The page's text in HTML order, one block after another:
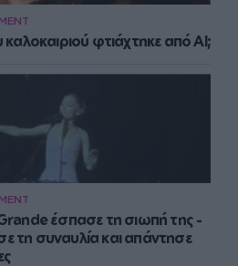
καλοκαιριού φτιάχτηκε από AI;
Grande έσπασε τη σιωπή της -
τη συναυλία και απάντησε